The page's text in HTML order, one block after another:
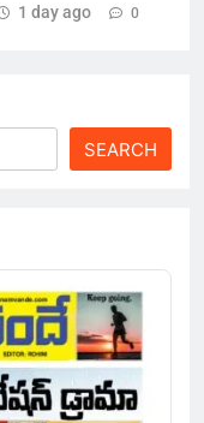
1 day ago 0
SEARCH